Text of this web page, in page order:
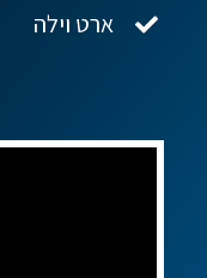
ארט וילה